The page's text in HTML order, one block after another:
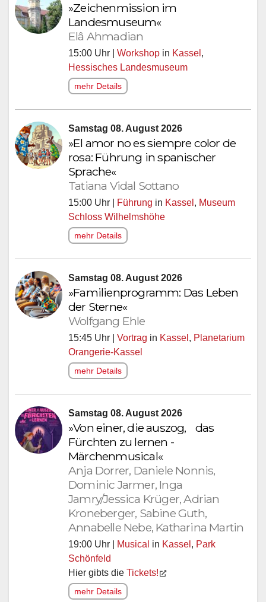
»Zeichenmission im
Landesmuseum«
Elâ Ahmadian
15:00 Uhr | Workshop in Kassel ,
Hessisches Landesmuseum
mehr Details
Samstag 08. August 2026
»El amor no es siempre color de
rosa: Führung in spanischer
Sprache«
Tatiana Vidal Sottano
15:00 Uhr | Führung in Kassel , Museum
Schloss Wilhelmshöhe
mehr Details
Samstag 08. August 2026
»Familienprogramm: Das Leben
der Sterne«
Wolfgang Ehle
15:45 Uhr | Vortrag in Kassel , Planetarium
Orangerie-Kassel
mehr Details
Samstag 08. August 2026
»Von einer, die auszog, das
Fürchten zu lernen -
Märchenmusical«
Anja Dorrer, Daniele Nonnis,
Dominic Jarmer, Inga
Jamry/Jessica Krüger, Adrian
Kroneberger, Sabine Guth,
Annabelle Nebe, Katharina Martin
19:00 Uhr | Musical in Kassel , Park
Schönfeld
Hier gibts die Tickets!
mehr Details